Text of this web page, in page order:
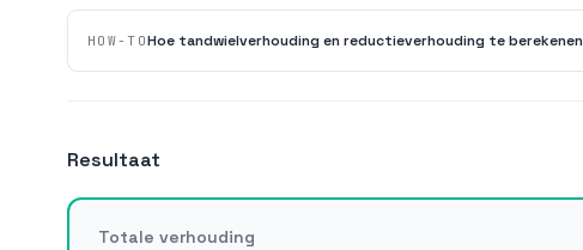
HOW-TOHoe tandwielverhouding en reductieverhouding te berekenen
Resultaat
Totale verhouding